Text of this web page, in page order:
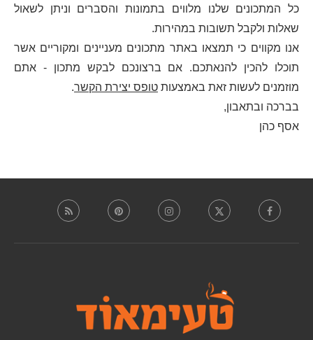
כל המתכונים שלנו מלווים בתמונות והסברים וניתן לשאול
שאלות ולקבל תשובות במהירות.
אנו מקווים כי תמצאו באתר מתכונים מעניינים ומקוריים אשר
תוכלו להכין להנאתכם. אם ברצונכם לבקש מתכון - אתם
מוזמנים לעשות זאת באמצעות טופס יצירת הקשר.
בברכה ובתאבון,
אסף כהן